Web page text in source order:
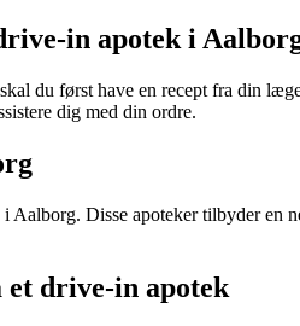
in apotek i
du først have en recept fra din
dig med din ordre.
Aalborg. Disse apoteker tilbyder en
et drive-in apotek